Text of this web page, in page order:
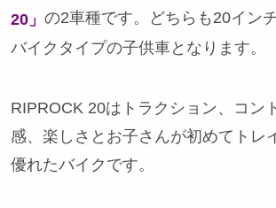
20」 の2車種です。どちらも20イン
バイクタイプの子供車となります。
RIPROCK 20はトラクション、コン
感、楽しさとお子さんが初めてトレ
優れたバイクです。